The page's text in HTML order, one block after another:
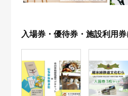
入場券・優待券・施設利用